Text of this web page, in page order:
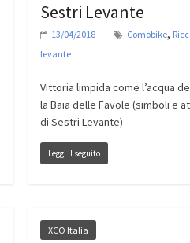
Sestri Levante
13/04/2018 Comobike,
levante
Vittoria limpida come l’acqua
la Baia delle Favole (simboli e
di Sestri Levante)
Leggi il seguito
XCO Italia